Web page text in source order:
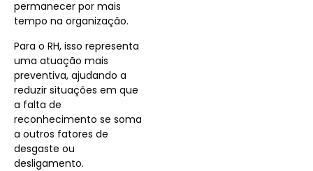
permanecer por mais
tempo na organização.
Para o RH, isso representa
uma atuação mais
preventiva, ajudando a
reduzir situações em que
a falta de
reconhecimento se soma
a outros fatores de
desgaste ou
desligamento.